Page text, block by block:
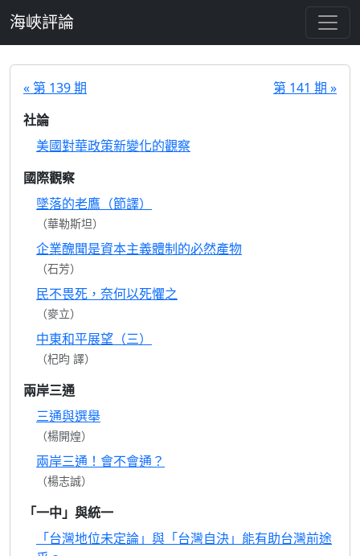
海峽評論
« 第 139 期
第 141 期 »
社論
美國對華政策新變化的觀察
國際觀察
墜落的老鷹（節譯）
（華勒斯坦）
企業醜聞是資本主義體制的必然產物
（石芳）
民不畏死，奈何以死懼之
（麥立）
中東和平展望（三）
（杞昀 譯）
兩岸三通
三通與選舉
（楊開煌）
兩岸三通！會不會通？
（楊志誠）
「一中」與統一
「台灣地位未定論」與「台灣自決」能有助台灣前途